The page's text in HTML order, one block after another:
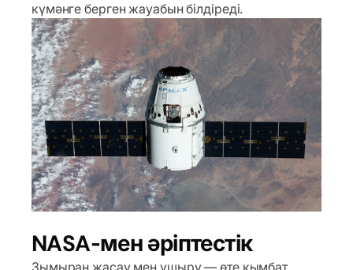
күмәнге берген жауабын білдіреді.
NASA-мен әріптестік